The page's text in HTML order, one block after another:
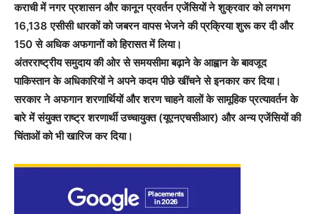
कराची में नगर प्रशासन और कानून प्रवर्तन एजेंसियों ने शुक्रवार को लगभग
16,138 एसीसी धारकों को जबरन वापस भेजने की प्रक्रिया शुरू कर दी और
150 से अधिक अफगानों को हिरासत में लिया।
अंतरराष्ट्रीय समुदाय की ओर से समयसीमा बढ़ाने के आह्वान के बावजूद
पाकिस्तान के अधिकारियों ने अपने कदम पीछे खींचने से इनकार कर दिया।
सरकार ने अफगान शरणार्थियों और शरण चाहने वालों के सामूहिक प्रत्यावर्तन के
बारे में संयुक्त राष्ट्र शरणार्थी उच्चायुक्त (यूएनएचसीआर) और अन्य एजेंसियों की
चिंताओं को भी खारिज कर दिया।